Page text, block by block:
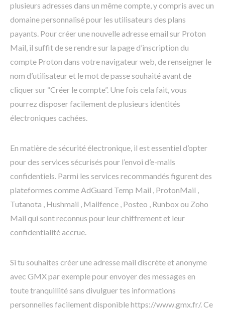
plusieurs adresses dans un même compte, y compris avec un
domaine personnalisé pour les utilisateurs des plans
payants. Pour créer une nouvelle adresse email sur Proton
Mail, il suffit de se rendre sur la page d’inscription du
compte Proton dans votre navigateur web, de renseigner le
nom d’utilisateur et le mot de passe souhaité avant de
cliquer sur “Créer le compte”. Une fois cela fait, vous
pourrez disposer facilement de plusieurs identités
électroniques cachées.
En matière de sécurité électronique, il est essentiel d’opter
pour des services sécurisés pour l’envoi d’e-mails
confidentiels. Parmi les services recommandés figurent des
plateformes comme AdGuard Temp Mail , ProtonMail ,
Tutanota , Hushmail , Mailfence , Posteo , Runbox ou Zoho
Mail qui sont reconnus pour leur chiffrement et leur
confidentialité accrue.
Si tu souhaites créer une adresse mail discrète et anonyme
avec GMX par exemple pour envoyer des messages en
toute tranquillité sans divulguer tes informations
personnelles facilement disponible https://www.gmx.fr/. Ce